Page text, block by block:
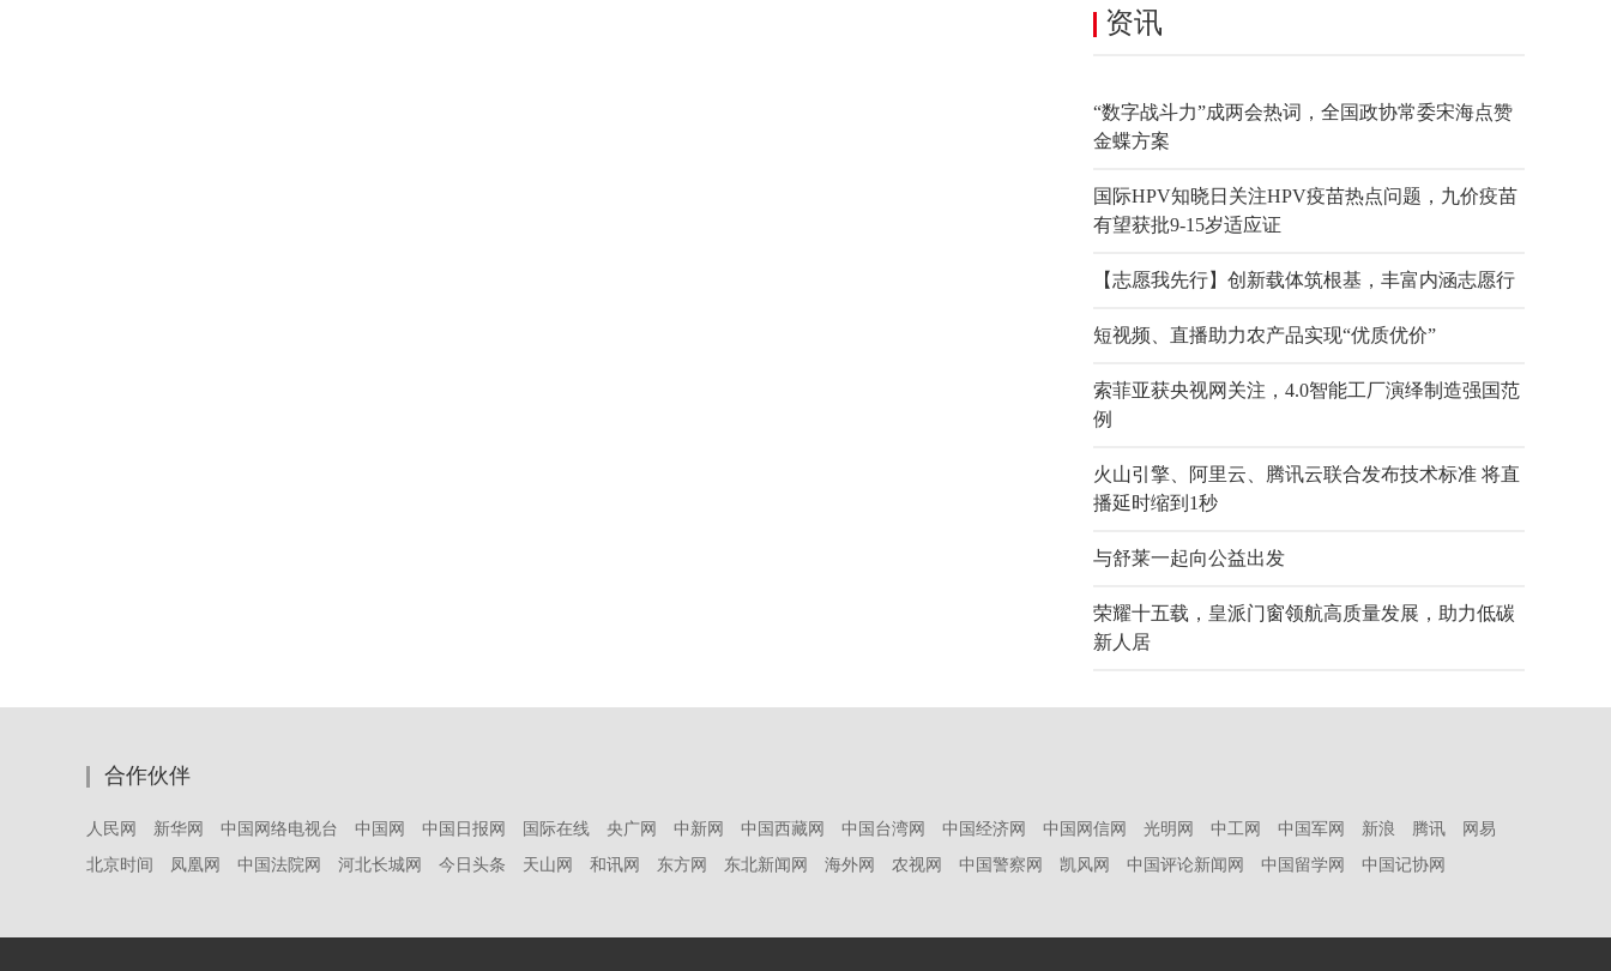
资讯
“数字战斗力”成两会热词，全国政协常委宋海点赞
金蝶方案
国际HPV知晓日关注HPV疫苗热点问题，九价疫苗
有望获批9-15岁适应证
【志愿我先行】创新载体筑根基，丰富内涵志愿行
短视频、直播助力农产品实现“优质优价”
索菲亚获央视网关注，4.0智能工厂演绎制造强国范
例
火山引擎、阿里云、腾讯云联合发布技术标准 将直
播延时缩到1秒
与舒莱一起向公益出发
荣耀十五载，皇派门窗领航高质量发展，助力低碳
新人居
合作伙伴
人民网 新华网 中国网络电视台 中国网 中国日报网 国际在线 央广网 中新网 中国西藏网 中国台湾网 中国经济网 中国网信网 光明网 中工网 中国军网 新浪 腾讯
网易
北京时间
凤凰网 中国法院网 河北长城网 今日头条 天山网 和讯网 东方网 东北新闻网 海外网 农视网 中国警察网 凯风网 中国评论新闻网 中国留学网 中国记协网